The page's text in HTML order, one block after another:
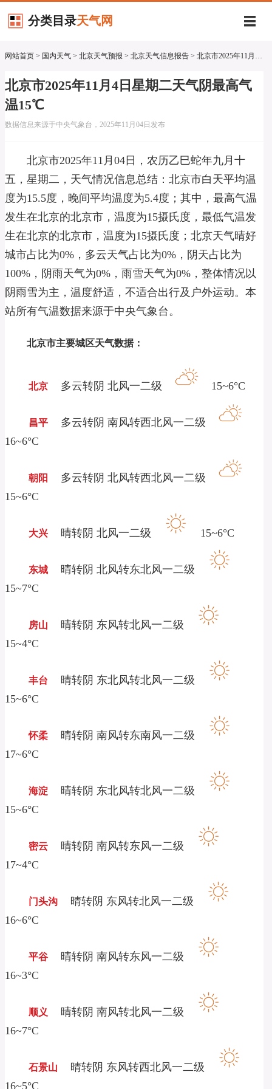
分类目录天气网
网站首页 > 国内天气 > 北京天气预报 > 北京天气信息报告 > 北京市2025年11月4日星期二天气阴最高气温15℃
北京市2025年11月4日星期二天气阴最高气
温15℃
数据信息来源于中央气象台，2025年11月04日发布
北京市2025年11月04日，农历乙巳蛇年九月十
五，星期二，天气情况信息总结：北京市白天平均温
度为15.5度，晚间平均温度为5.4度；其中，最高气温
发生在北京的北京市，温度为15摄氏度，最低气温发
生在北京的北京市，温度为15摄氏度；北京天气晴好
城市占比为0%，多云天气占比为0%，阴天占比为
100%，阴雨天气为0%，雨雪天气为0%，整体情况以
阴雨雪为主，温度舒适，不适合出行及户外运动。本
站所有气温数据来源于中央气象台。
北京市主要城区天气数据：
北京 多云转阴 北风一二级 15~6°C
昌平
多云转阴 南风转西北风一二级
16~6°C
朝阳
多云转阴 北风转西北风一二级
15~6°C
大兴 晴转阴 北风一二级 15~6°C
东城
晴转阴 北风转东北风一二级
15~7°C
房山
晴转阴 东风转北风一二级
15~4°C
丰台
晴转阴 东北风转北风一二级
15~6°C
怀柔
晴转阴 南风转东南风一二级
17~6°C
海淀
晴转阴 东北风转北风一二级
15~6°C
密云
晴转阴 南风转东风一二级
17~4°C
门头沟
晴转阴 东风转北风一二级
16~6°C
平谷
晴转阴 南风转东风一二级
16~3°C
顺义
晴转阴 南风转北风一二级
16~7°C
石景山
晴转阴 东风转西北风一二级
16~5°C